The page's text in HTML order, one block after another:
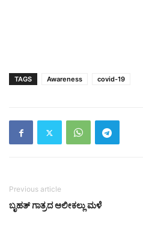
TAGS Awareness covid-19
Previous article
ಬೃಹತ್ ಗಾತ್ರದ ಆಲೀಕಲ್ಲು ಮಳೆ